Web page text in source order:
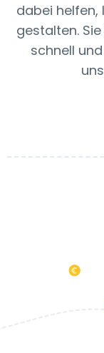
dabei helfen,
gestalten.
schnell